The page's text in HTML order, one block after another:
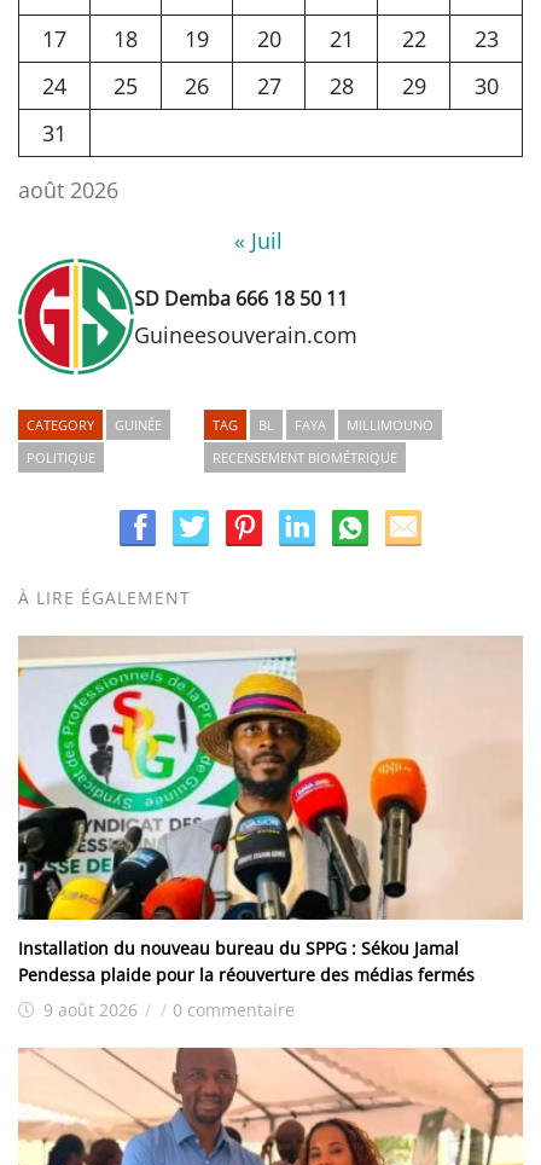
août 2026
17
18 19 20 21 22
23
24
25 26 27 28 29
30
31
« Juil
SD Demba 666 18 50 11
Guineesouverain.com
CATEGORY
GUINÉE
POLITIQUE
TAG BL FAYA
MILLIMOUNO
RECENSEMENT BIOMÉTRIQUE
À LIRE ÉGALEMENT
Installation du nouveau bureau du SPPG : Sékou Jamal
Pendessa plaide pour la réouverture des médias fermés
9 août 2026 / / 0 commentaire